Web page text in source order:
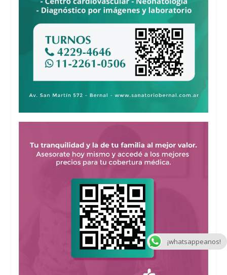
¡whatsappeanos!